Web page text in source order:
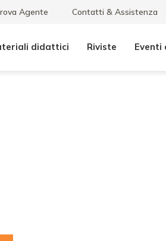
Agente Contatti & Assistenza
didattici Riviste Eventi